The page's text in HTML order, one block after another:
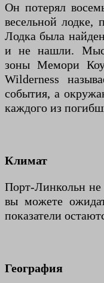
Он потерял
весельной лодке,
Лодка была
и не нашли. Мыс
зоны Мемори
Wilderness
события, а
каждого из
Климат
Порт-Линкольн не
вы можете
показатели
География